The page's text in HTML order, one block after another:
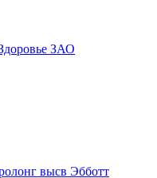
ЗАО